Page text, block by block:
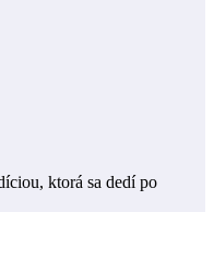
ktorá sa dedí po